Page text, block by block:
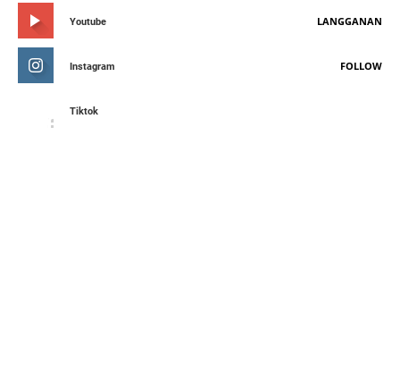
Youtube LANGGANAN
Instagram FOLLOW
Tiktok